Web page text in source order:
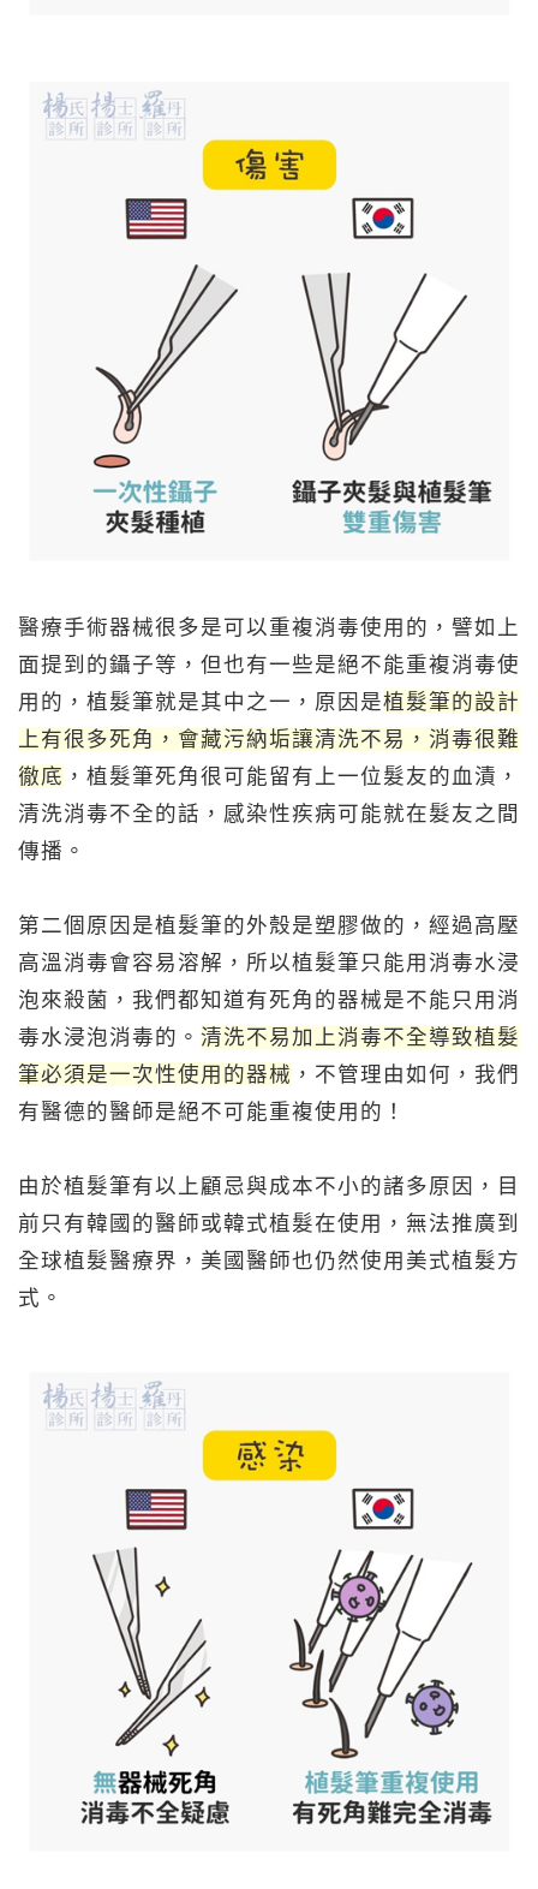
醫療手術器械很多是可以重複消毒使用的，譬如上
面提到的鑷子等，但也有一些是絕不能重複消毒使
用的，植髮筆就是其中之一，原因是植髮筆的設計
上有很多死角，會藏污納垢讓清洗不易，消毒很難
徹底 ，植髮筆死角很可能留有上一位髮友的血漬，
清洗消毒不全的話，感染性疾病可能就在髮友之間
傳播。
第二個原因是植髮筆的外殼是塑膠做的，經過高壓
高溫消毒會容易溶解，所以植髮筆只能用消毒水浸
泡來殺菌，我們都知道有死角的器械是不能只用消
毒水浸泡消毒的。 清洗不易加上消毒不全導致植髮
筆必須是一次性使用的器械 ，不管理由如何，我們
有醫德的醫師是絕不可能重複使用的！
由於植髮筆有以上顧忌與成本不小的諸多原因，目
前只有韓國的醫師或韓式植髮在使用，無法推廣到
全球植髮醫療界，美國醫師也仍然使用美式植髮方
式。